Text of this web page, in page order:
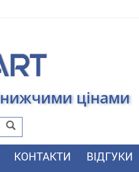
цінами
КОНТАКТИ
ВІДГУКИ